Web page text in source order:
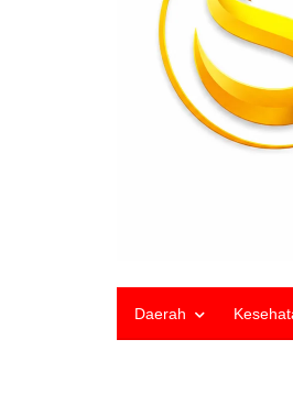
Daerah